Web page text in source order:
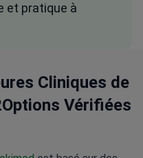
et pratique à
Cliniques de
Vérifiées